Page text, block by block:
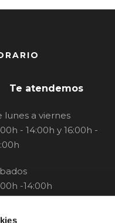
Te atendemos
lunes a viernes
- 14:00h y 16:00h -
-14:00h